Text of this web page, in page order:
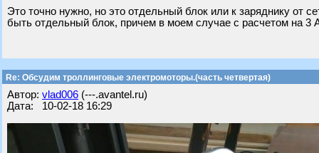
Это точно нужно, но это отдельный блок или к заряднику от
быть отдельный блок, причем в моем случае с расчетом на 3
Re: Обсудим троллинговые электромоторы.(часть четвертая)
Автор: vlad006 (---.avantel.ru)
Дата: 10-02-18 16:29